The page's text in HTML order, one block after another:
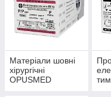
Матеріали шовні
хірургічні
OPUSMED